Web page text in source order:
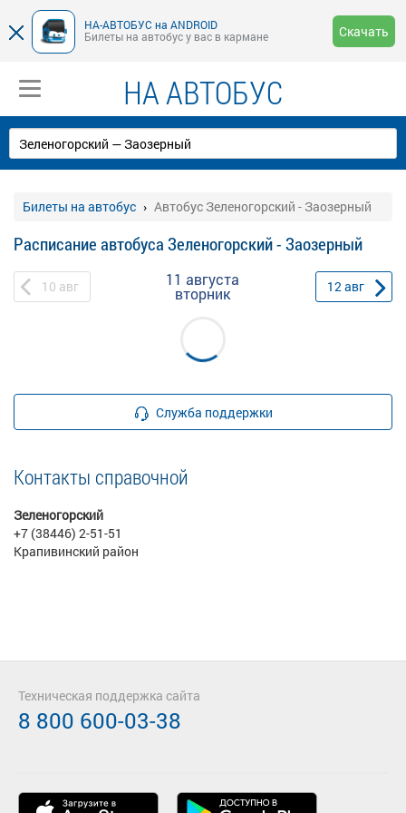
НА-АВТОБУС на ANDROID
Билеты на автобус у вас в кармане
Скачать
НА АВТОБУС
Билеты на автобус Автобус Зеленогорский - Заозерный
Расписание автобуса Зеленогорский - Заозерный
10 авг 11 августа
вторник 12авг
Служба поддержки
Контакты справочной
Зеленогорский
+7 (38446) 2-51-51
Крапивинский район
Техническая поддержка сайта
8 800 600-03-38